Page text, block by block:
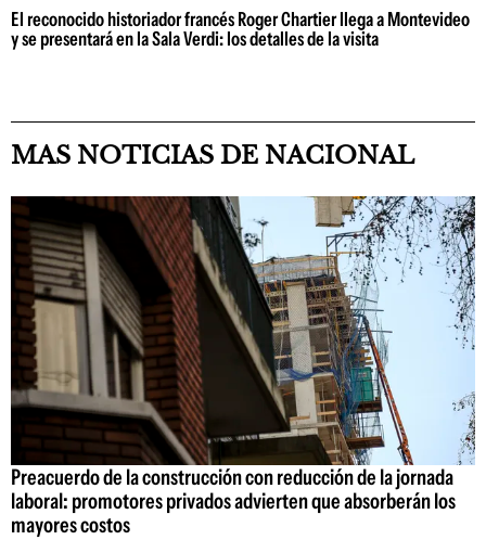
El reconocido historiador francés Roger Chartier llega a Montevideo
y se presentará en la Sala Verdi: los detalles de la visita
MAS NOTICIAS DE NACIONAL
Preacuerdo de la construcción con reducción de la jornada
laboral: promotores privados advierten que absorberán los
mayores costos